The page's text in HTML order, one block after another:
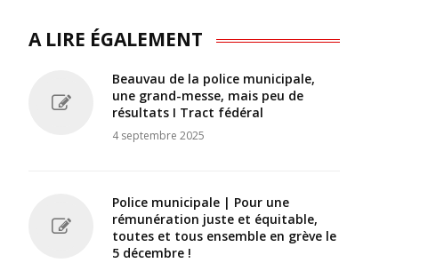
A LIRE ÉGALEMENT
Beauvau de la police municipale,
une grand-messe, mais peu de
résultats I Tract fédéral
4 septembre 2025
Police municipale | Pour une
rémunération juste et équitable,
toutes et tous ensemble en grève le
5 décembre !